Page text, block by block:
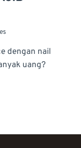
dengan nail
uang?